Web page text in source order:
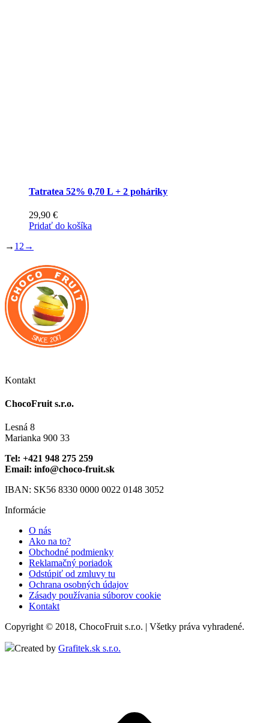
Tatratea 52% 0,70 L + 2 poháriky
29,90 €
Pridať do košíka
→ 1 2 →
Kontakt
ChocoFruit s.r.o.
Lesná 8
Marianka 900 33
Tel: +421 948 275 259
Email: info@choco-fruit.sk
IBAN: SK56 8330 0000 0022 0148 3052
Informácie
O nás
Ako na to?
Obchodné podmienky
Reklamačný poriadok
Odstúpiť od zmluvy tu
Ochrana osobných údajov
Zásady používania súborov cookie
Kontakt
Copyright © 2018, ChocoFruit s.r.o. | Všetky práva vyhradené.
Created by Grafitek.sk s.r.o.